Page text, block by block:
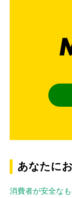
あなたに
消費者が安全な